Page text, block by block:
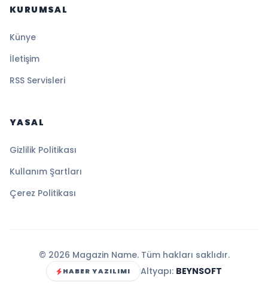
KURUMSAL
Künye
İletişim
RSS Servisleri
YASAL
Gizlilik Politikası
Kullanım Şartları
Çerez Politikası
© 2026 Magazin Name. Tüm hakları saklıdır.
HABER YAZILIMI Altyapı: BEYNSOFT